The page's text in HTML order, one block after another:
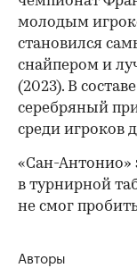
молодым
становился
снайпером и
(2023). В
серебряный
среди игроков
«Сан-Антонио»
в турнирной
не смог
Авторы